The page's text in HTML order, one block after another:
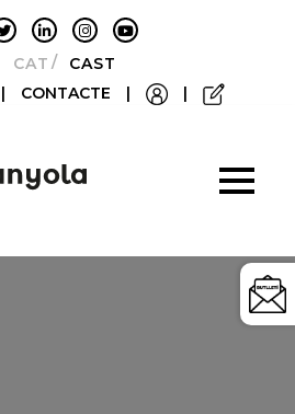
CATALÀCASTELLANO
| CONTACTE | |